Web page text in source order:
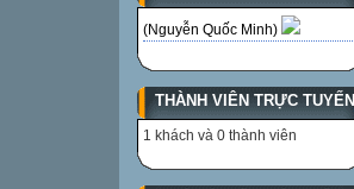
(Nguyễn Quốc Minh)
THÀNH VIÊN TRỰC TUYẾN
1 khách và 0 thành viên